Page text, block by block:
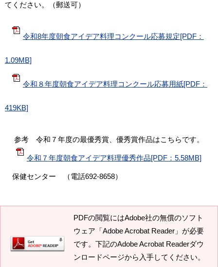
てください。（郵送可）
令和8年度朝食アイデア料理コンクール応募規定[PDF：
1.09MB]
令和８年度朝食アイデア料理コンクール応募用紙[PDF：
419KB]
参考 令和７年度の最優秀賞、優秀賞作品はこちらです。
令和７年度朝食アイデア料理優秀作品[PDF：5.58MB]
保健センター （電話692-8658）
PDFの閲覧にはAdobe社の無償のソフト
ウェア「Adobe Acrobat Reader」が必要
です。下記のAdobe Acrobat Readerダウ
ンロードページから入手してください。